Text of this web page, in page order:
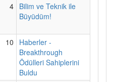
4 Bilim ve Teknik ile
Büyüdüm!
10
Haberler -
Breakthrough
Ödülleri Sahiplerini
Buldu